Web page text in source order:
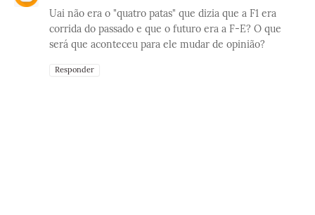
Uai não era o "quatro patas" que dizia que a F1 era
corrida do passado e que o futuro era a F-E? O que
será que aconteceu para ele mudar de opinião?
Responder